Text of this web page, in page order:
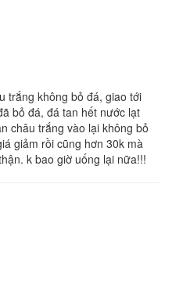
trắng không bỏ đá, giao tới
bỏ đá, đá tan hết nước lạt
châu trắng vào lại không bỏ
giảm rồi cũng hơn 30k mà
k bao giờ uống lại nữa!!!